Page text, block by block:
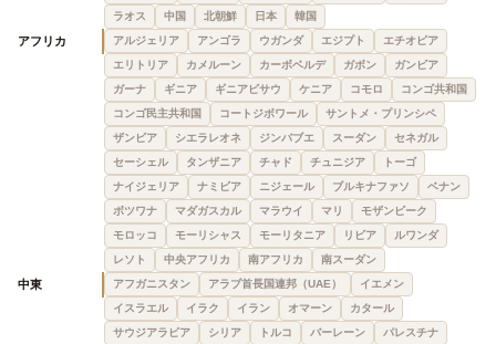
ラオス
中国 北朝鮮 日本 韓国
アフリカ アルジェリア アンゴラ ウガンダ エジプト
エチオピア
エリトリア
カメルーン カーボベルデ ガボン
ガンビア
ガーナ
ギニア ギニアビサウ ケニア コモロ
コンゴ共和国
コンゴ民主共和国
コートジボワール
サントメ・プリンシペ
ザンビア
シエラレオネ ジンバブエ スーダン
セネガル
セーシェル
タンザニア チャド チュニジア
トーゴ
ナイジェリア
ナミビア ニジェール ブルキナファソ
ベナン
ボツワナ
マダガスカル マラウイ マリ
モザンビーク
モロッコ
モーリシャス モーリタニア リビア
ルワンダ
レソト
中央アフリカ 南アフリカ 南スーダン
中東 アフガニスタン アラブ首長国連邦（UAE）
イエメン
イスラエル
イラク イラン オマーン
カタール
サウジアラビア
シリア トルコ バーレーン パレスチナ